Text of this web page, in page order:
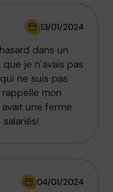
13/01/2024
dans un
je n’avais pas
ne suis pas
mon
une ferme
04/01/2024